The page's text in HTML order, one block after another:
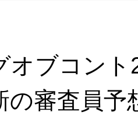
オブコン
の審査員予